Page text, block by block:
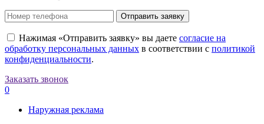
Отправить заявку
Нажимая «Отправить заявку» вы даете согласие на
обработку персональных данных в соответствии с политикой
конфиденциальности.
Заказать звонок
0
Наружная реклама